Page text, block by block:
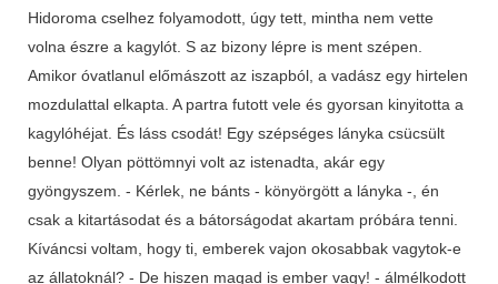
Hidoroma cselhez folyamodott, úgy tett, mintha nem vette
volna észre a kagylót. S az bizony lépre is ment szépen.
Amikor óvatlanul előmászott az iszapból, a vadász egy hirtelen
mozdulattal elkapta. A partra futott vele és gyorsan kinyitotta a
kagylóhéjat. És láss csodát! Egy szépséges lányka csücsült
benne! Olyan pöttömnyi volt az istenadta, akár egy
gyöngyszem. - Kérlek, ne bánts - könyörgött a lányka -, én
csak a kitartásodat és a bátorságodat akartam próbára tenni.
Kíváncsi voltam, hogy ti, emberek vajon okosabbak vagytok-e
az állatoknál? - De hiszen magad is ember vagy! - álmélkodott